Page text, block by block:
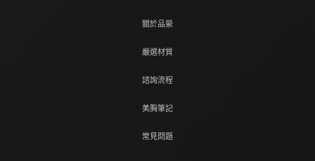
關於品縈
嚴選材質
諮詢流程
美胸筆記
常見問題